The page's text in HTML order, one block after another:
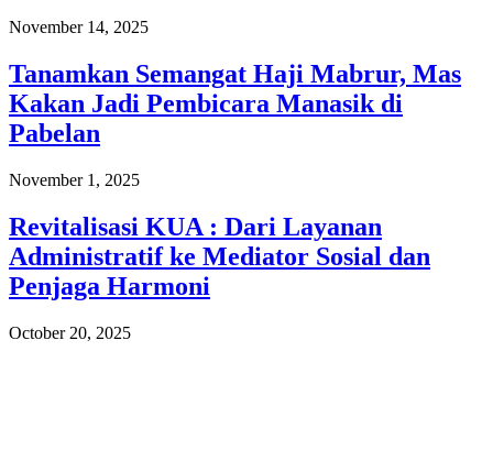
November 14, 2025
Tanamkan Semangat Haji Mabrur, Mas
Kakan Jadi Pembicara Manasik di
Pabelan
November 1, 2025
Revitalisasi KUA : Dari Layanan
Administratif ke Mediator Sosial dan
Penjaga Harmoni
October 20, 2025